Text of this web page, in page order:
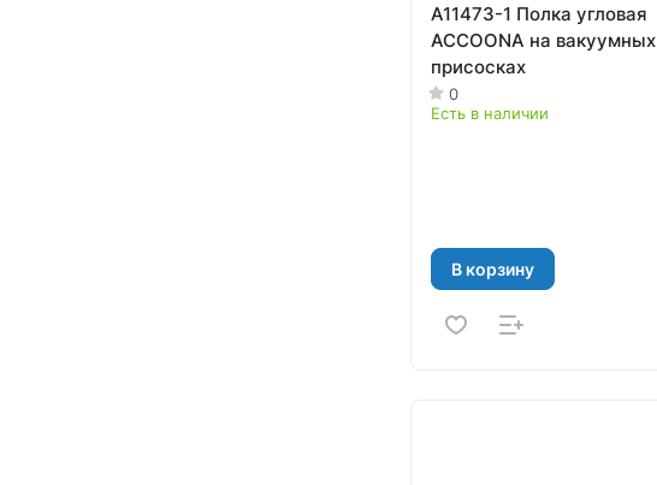
A11473-1 Полка угловая
ACCOONA на вакуумных
присосках
0
Есть в наличии
В корзину